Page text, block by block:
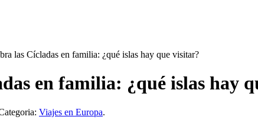
las Cícladas en familia: ¿qué islas hay que visitar?
en familia: ¿qué islas hay
Viajes en Europa.